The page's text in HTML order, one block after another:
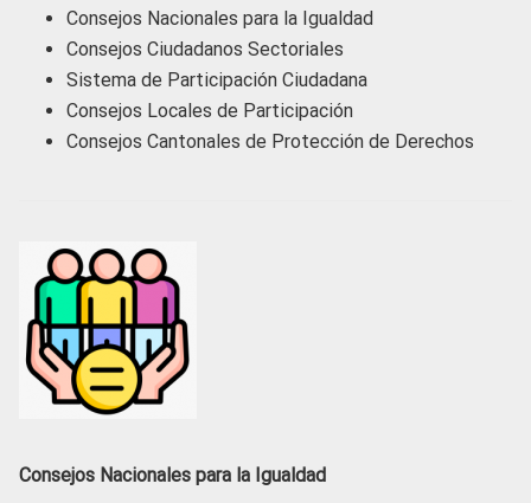
Consejos Nacionales para la Igualdad
Consejos Ciudadanos Sectoriales
Sistema de Participación Ciudadana
Consejos Locales de Participación
Consejos Cantonales de Protección de Derechos
Consejos Nacionales para la Igualdad